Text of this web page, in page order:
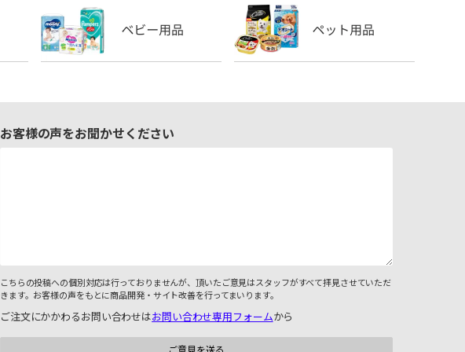
お客様の声をお聞かせください
こちらの投稿への個別対応は行っておりませんが、頂いたご意見はスタッフがすべて拝見させていただ
きます。お客様の声をもとに商品開発・サイト改善を行ってまいります。
ご注文にかかわるお問い合わせはお問い合わせ専用フォームから